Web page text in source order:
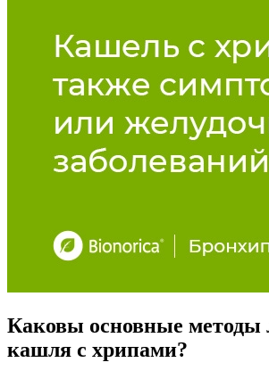
Каковы основные методы
кашля с хрипами?